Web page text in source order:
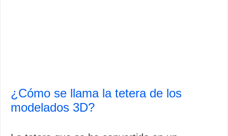
¿Cómo se llama la tetera de los
modelados 3D?